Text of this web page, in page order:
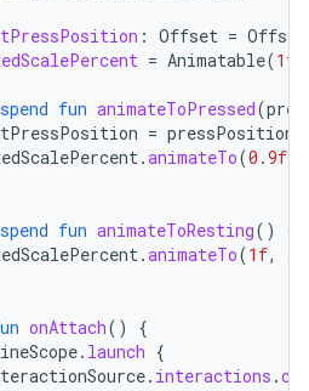
: Offset = Offset
= Animatable(1f
fun animateToPressed(
= pressPosition
.animateTo(0.9f
fun animateToResting()
{
.animateTo(1f,
onAttach()
{
. launch {
. interactions .